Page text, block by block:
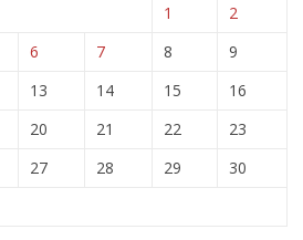
1
2
6 7 8
9
13 14 15
16
20 21 22
23
27 28 29
30